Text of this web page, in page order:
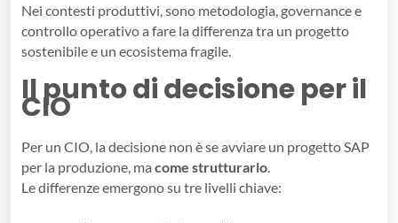
Nei contesti produttivi, sono metodologia, governance e
controllo operativo a fare la differenza tra un progetto
sostenibile e un ecosistema fragile.
Il punto di decisione per il
CIO
Per un CIO, la decisione non è se avviare un progetto SAP
per la produzione, ma come strutturarlo
Le differenze emergono su tre livelli chiave: